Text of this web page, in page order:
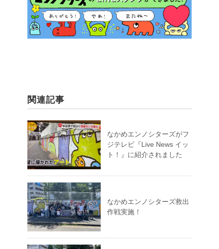
関連記事
なかめエンノシターズがフ
ジテレビ『Live News イッ
ト！』に紹介されました
なかめエンノシターズ救出
作戦実施！